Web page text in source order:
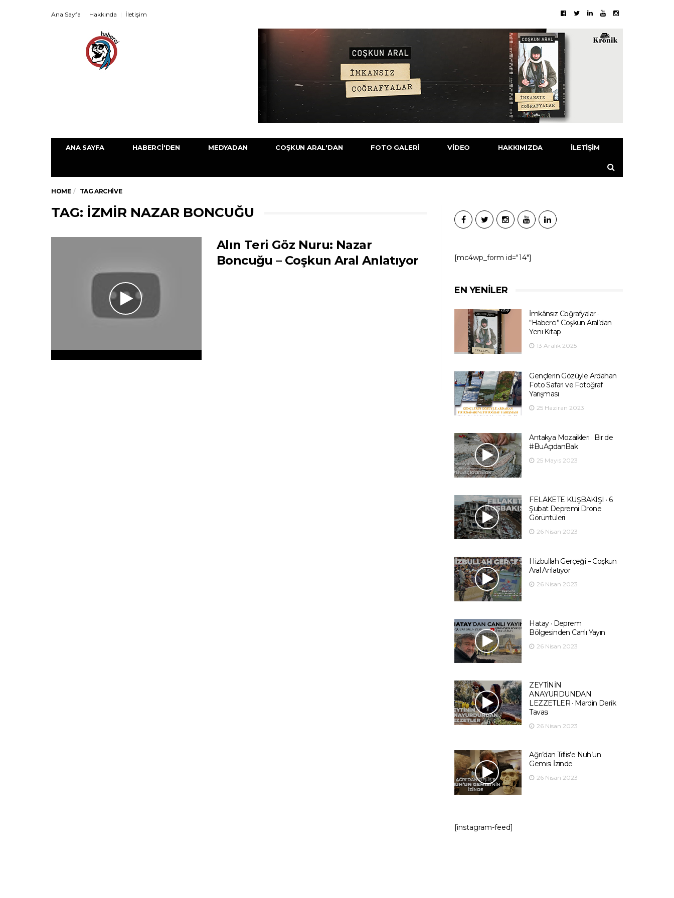
Ana Sayfa Hakkında İletişim
ANA SAYFA HABERCI'DEN MEDYADAN COŞKUN ARAL'DAN FOTO GALERI VIDEO HAKKIMIZDA İLETIŞIM
HOME TAG ARCHIVE
TAG: IZMIR NAZAR BONCUĞU
Alın Teri Göz Nuru: Nazar
Boncuğu – Coşkun Aral Anlatıyor
[mc4wp_form id="14"]
EN YENILER
İmkânsız Coğrafyalar ·
“Haberci” Coşkun Aral’dan
Yeni Kitap
13 Aralık 2025
Gençlerin Gözüyle Ardahan
Foto Safari ve Fotoğraf
Yarışması
25 Haziran 2023
Antakya Mozaikleri · Bir de
#BuAçıdanBak
25 Mayıs 2023
FELAKETE KUŞBAKIŞI · 6
Şubat Depremi Drone
Görüntüleri
26 Nisan 2023
Hizbullah Gerçeği – Coşkun
Aral Anlatıyor
26 Nisan 2023
Hatay · Deprem
Bölgesinden Canlı Yayın
26 Nisan 2023
ZEYTİNİN
ANAYURDUNDAN
LEZZETLER · Mardin Derik
Tavası
26 Nisan 2023
Ağrı’dan Tiflis’e Nuh’un
Gemisi İzinde
26 Nisan 2023
[instagram-feed]